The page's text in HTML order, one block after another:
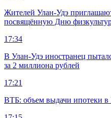
Жителей Улан-Удэ
посвящённую Дню
17:34
В Улан-Удэ иностранец
за 2 миллиона рублей
17:21
ВТБ: объем выдачи ипотеки в